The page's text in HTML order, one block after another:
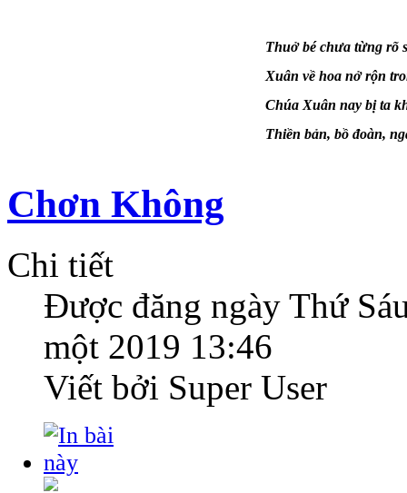
Thuở bé chưa từng rõ
Xuân về hoa nở rộn
Chúa Xuân nay bị ta
Thiền bản, bồ đoàn,
Chơn Không
Chi tiết
Được đăng ngày Thứ
một 2019 13:46
Viết bởi Super User